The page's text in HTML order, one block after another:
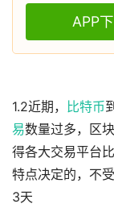
APP
1.2近期， 比特币
易数量过多，区
得各大交易平台
特点决定的，不
3天